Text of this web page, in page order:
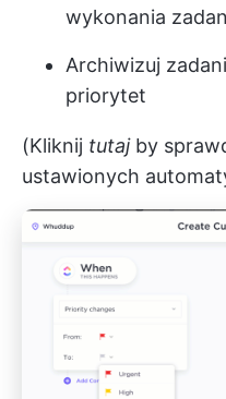
wykonania
Archiwizuj
priorytet
(Kliknij tutaj by
ustawionych